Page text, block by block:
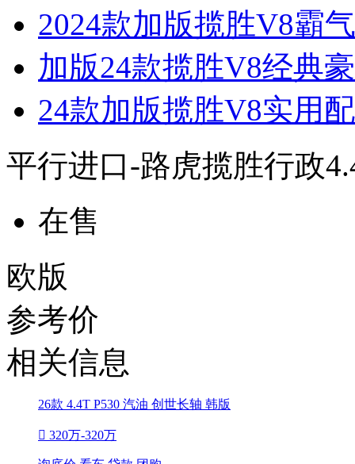
2024款加版揽胜V8霸
加版24款揽胜V8经典
24款加版揽胜V8实用
平行进口-路虎揽胜行政
在售
欧版
参考价
相关信息
26款 4.4T P530 汽油 创世长轴 韩版
 320万-320万